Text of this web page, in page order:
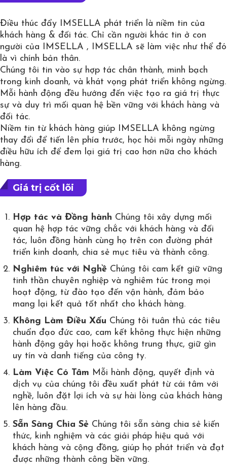
Điều thúc đẩy IMSELLA phát triển là niềm tin của
khách hàng & đối tác. Chỉ cần người khác tin ở con
người của IMSELLA , IMSELLA sẽ làm việc như thể đó
là vì chính bản thân.
Chúng tôi tin vào sự hợp tác chân thành, minh bạch
trong kinh doanh, và khát vọng phát triển không ngừng.
Mỗi hành động đều hướng đến việc tạo ra giá trị thực
sự và duy trì mối quan hệ bền vững với khách hàng và
đối tác.
Niềm tin từ khách hàng giúp IMSELLA không ngừng
thay đổi để tiến lên phía trước, học hỏi mỗi ngày những
điều hữu ích để đem lại giá trị cao hơn nữa cho khách
hàng.
Giá trị cốt lõi
Hợp tác và Đồng hành Chúng tôi xây dựng mối
quan hệ hợp tác vững chắc với khách hàng và đối
tác, luôn đồng hành cùng họ trên con đường phát
triển kinh doanh, chia sẻ mục tiêu và thành công.
Nghiêm túc với Nghề Chúng tôi cam kết giữ vững
tinh thần chuyên nghiệp và nghiêm túc trong mọi
hoạt động, từ đào tạo đến vận hành, đảm bảo
mang lại kết quả tốt nhất cho khách hàng.
Không Làm Điều Xấu Chúng tôi tuân thủ các tiêu
chuẩn đạo đức cao, cam kết không thực hiện những
hành động gây hại hoặc không trung thực, giữ gìn
uy tín và danh tiếng của công ty.
Làm Việc Có Tâm Mỗi hành động, quyết định và
dịch vụ của chúng tôi đều xuất phát từ cái tâm với
nghề, luôn đặt lợi ích và sự hài lòng của khách hàng
lên hàng đầu.
Sẵn Sàng Chia Sẻ Chúng tôi sẵn sàng chia sẻ kiến
thức, kinh nghiệm và các giải pháp hiệu quả với
khách hàng và cộng đồng, giúp họ phát triển và đạt
được những thành công bền vững.